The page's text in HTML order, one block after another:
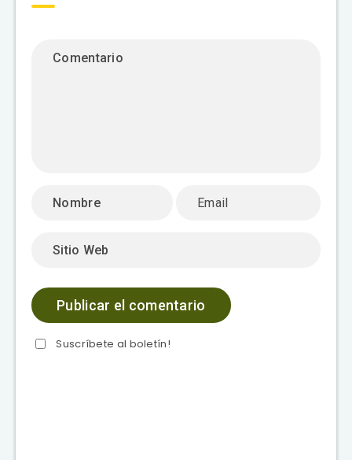
Suscríbete al boletín!